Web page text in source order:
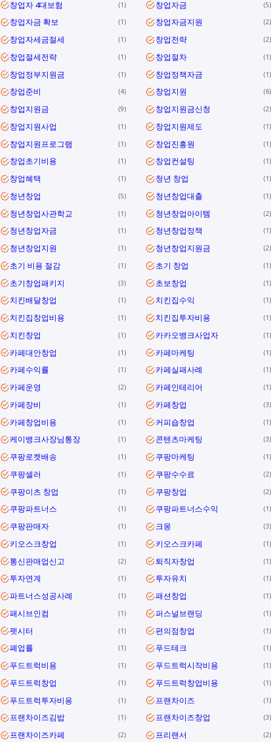
창업자 4대보험 1 창업자금 5
창업자금 확보 1 창업자금지원 2
창업자세금절세 1 창업전략 2
창업절세전략 1 창업절차 1
창업정부지원금 1 창업정책자금 1
창업준비 4 창업지원 6
창업지원금 9 창업지원금신청 2
창업지원사업 1 창업지원제도 1
창업지원프로그램 1 창업진흥원 1
창업초기비용 1 창업컨설팅 1
창업혜택 1 청년 창업 1
청년창업 5 청년창업대출 1
청년창업사관학교 1 청년창업아이템 2
청년창업자금 1 청년창업정책 1
청년창업지원 1 청년창업지원금 2
초기 비용 절감 1 초기 창업 1
초기창업패키지 3 초보창업 1
치킨배달창업 1 치킨집수익 1
치킨집창업비용 1 치킨집투자비용 1
치킨창업 1 카카오뱅크사업자 1
카페대안창업 1 카페마케팅 1
카페수익률 1 카페실패사례 1
카페운영 2 카페인테리어 1
카페장비 1 카페창업 3
카페창업비용 1 커피숍창업 1
케이뱅크사장님통장 1 콘텐츠마케팅 3
쿠팡로켓배송 1 쿠팡마케팅 1
쿠팡셀러 1 쿠팡수수료 2
쿠팡이츠 창업 1 쿠팡창업 2
쿠팡파트너스 1 쿠팡파트너스수익 1
쿠팡판매자 1 크몽 3
키오스크창업 1 키오스크카페 1
통신판매업신고 2 퇴직자창업 1
투자연계 1 투자유치 1
파트너스성공사례 1 패션창업 1
패시브인컴 1 퍼스널브랜딩 1
펫시터 1 편의점창업 1
폐업률 1 푸드테크 1
푸드트럭비용 1 푸드트럭시작비용 1
푸드트럭창업 1 푸드트럭창업비용 1
푸드트럭투자비용 1 프랜차이즈 1
프랜차이즈김밥 1 프랜차이즈창업 3
프랜차이즈카페 2 프리랜서 2